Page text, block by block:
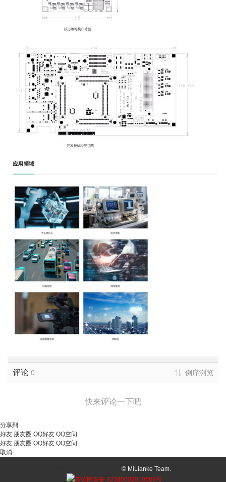
评论 0 倒序浏览
快来评论一下吧
分享到
好友 朋友圈 QQ好友 QQ空间
好友 朋友圈 QQ好友 QQ空间
取消
© MiLianke Team.
苏公网安备 32040002010688号